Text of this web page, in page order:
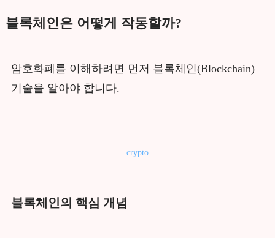
블록체인은 어떻게 작동할까?
암호화폐를 이해하려면 먼저 블록체인(Blockchain)
기술을 알아야 합니다.
crypto
블록체인의 핵심 개념